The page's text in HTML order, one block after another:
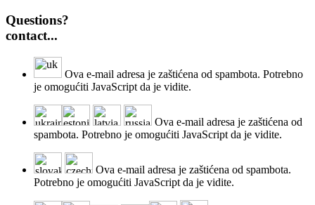
Questions?
contact...
Ova e-mail adresa je zaštićena od spambota. Potrebno
je omogućiti JavaScript da je vidite.
Ova e-mail adresa je zaštićena od
spambota. Potrebno je omogućiti JavaScript da je vidite.
Ova e-mail adresa je zaštićena od spambota.
Potrebno je omogućiti JavaScript da je vidite.